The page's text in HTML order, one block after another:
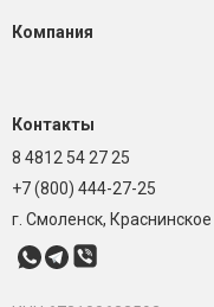
Компания
Контакты
8 4812 54 27 25
+7 (800) 444-27-25
г. Смоленск,